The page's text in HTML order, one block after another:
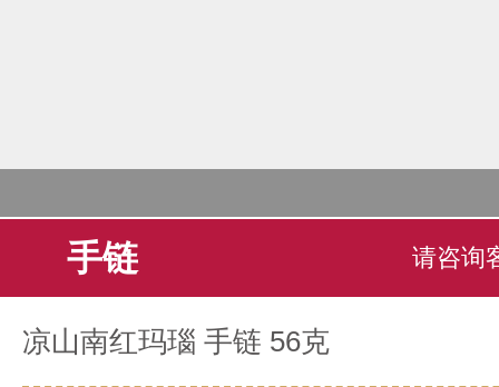
手链 请咨询
凉山南红玛瑙 手链 56克